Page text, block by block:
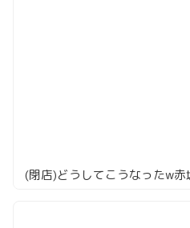
(閉店)どうしてこうなったw赤